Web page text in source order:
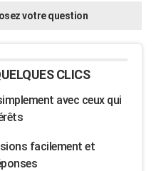
votre question
CLICS
avec ceux qui
facilement et